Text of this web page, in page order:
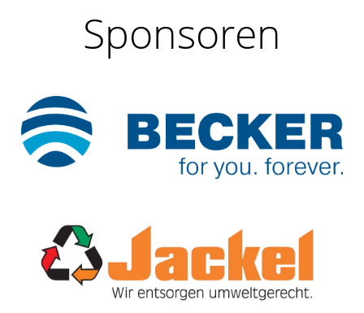
Sponsoren